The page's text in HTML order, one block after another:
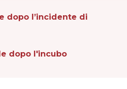
dopo l’incidente di
dopo l'incubo